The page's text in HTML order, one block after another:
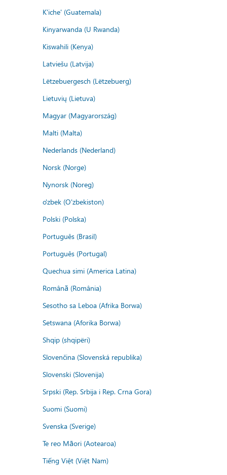
K'iche' (Guatemala)
Kinyarwanda (U Rwanda)
Kiswahili (Kenya)
Latviešu (Latvija)
Lëtzebuergesch (Lëtzebuerg)
Lietuvių (Lietuva)
Magyar (Magyarország)
Malti (Malta)
Nederlands (Nederland)
Norsk (Norge)
Nynorsk (Noreg)
o'zbek (O'zbekiston)
Polski (Polska)
Português (Brasil)
Português (Portugal)
Quechua simi (America Latina)
Română (România)
Sesotho sa Leboa (Afrika Borwa)
Setswana (Aforika Borwa)
Shqip (shqipëri)
Slovenčina (Slovenská republika)
Slovenski (Slovenija)
Srpski (Rep. Srbija i Rep. Crna Gora)
Suomi (Suomi)
Svenska (Sverige)
Te reo Māori (Aotearoa)
Tiếng Việt (Việt Nam)